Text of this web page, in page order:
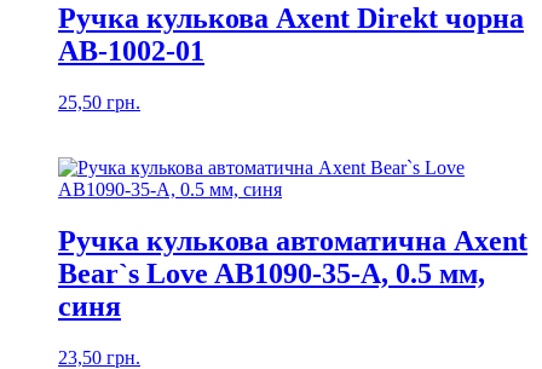
Ручка кулькова Axent Direkt чорна
AB-1002-01
25,50 грн.
Ручка кулькова автоматична Axent
Bear`s Love AB1090-35-A, 0.5 мм,
синя
23,50 грн.